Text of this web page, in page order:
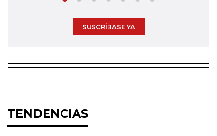
SUSCRÍBASE YA
TENDENCIAS